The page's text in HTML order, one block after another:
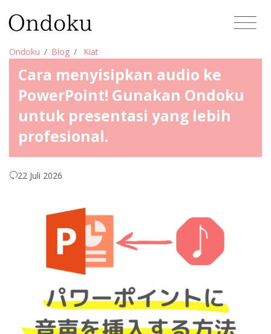
Ondoku Blog Kiat
Cara menyisipkan audio ke
PowerPoint! Gunakan Ondoku
untuk presentasi yang lebih
profesional.
22 Juli 2026